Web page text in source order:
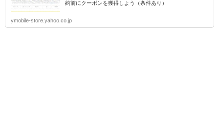
約前にクーポンを獲得しよう（条件あり）
ymobile-store.yahoo.co.jp